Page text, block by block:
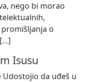
nego bi morao
o
…]
Isusu
Udostojio da uđeš u